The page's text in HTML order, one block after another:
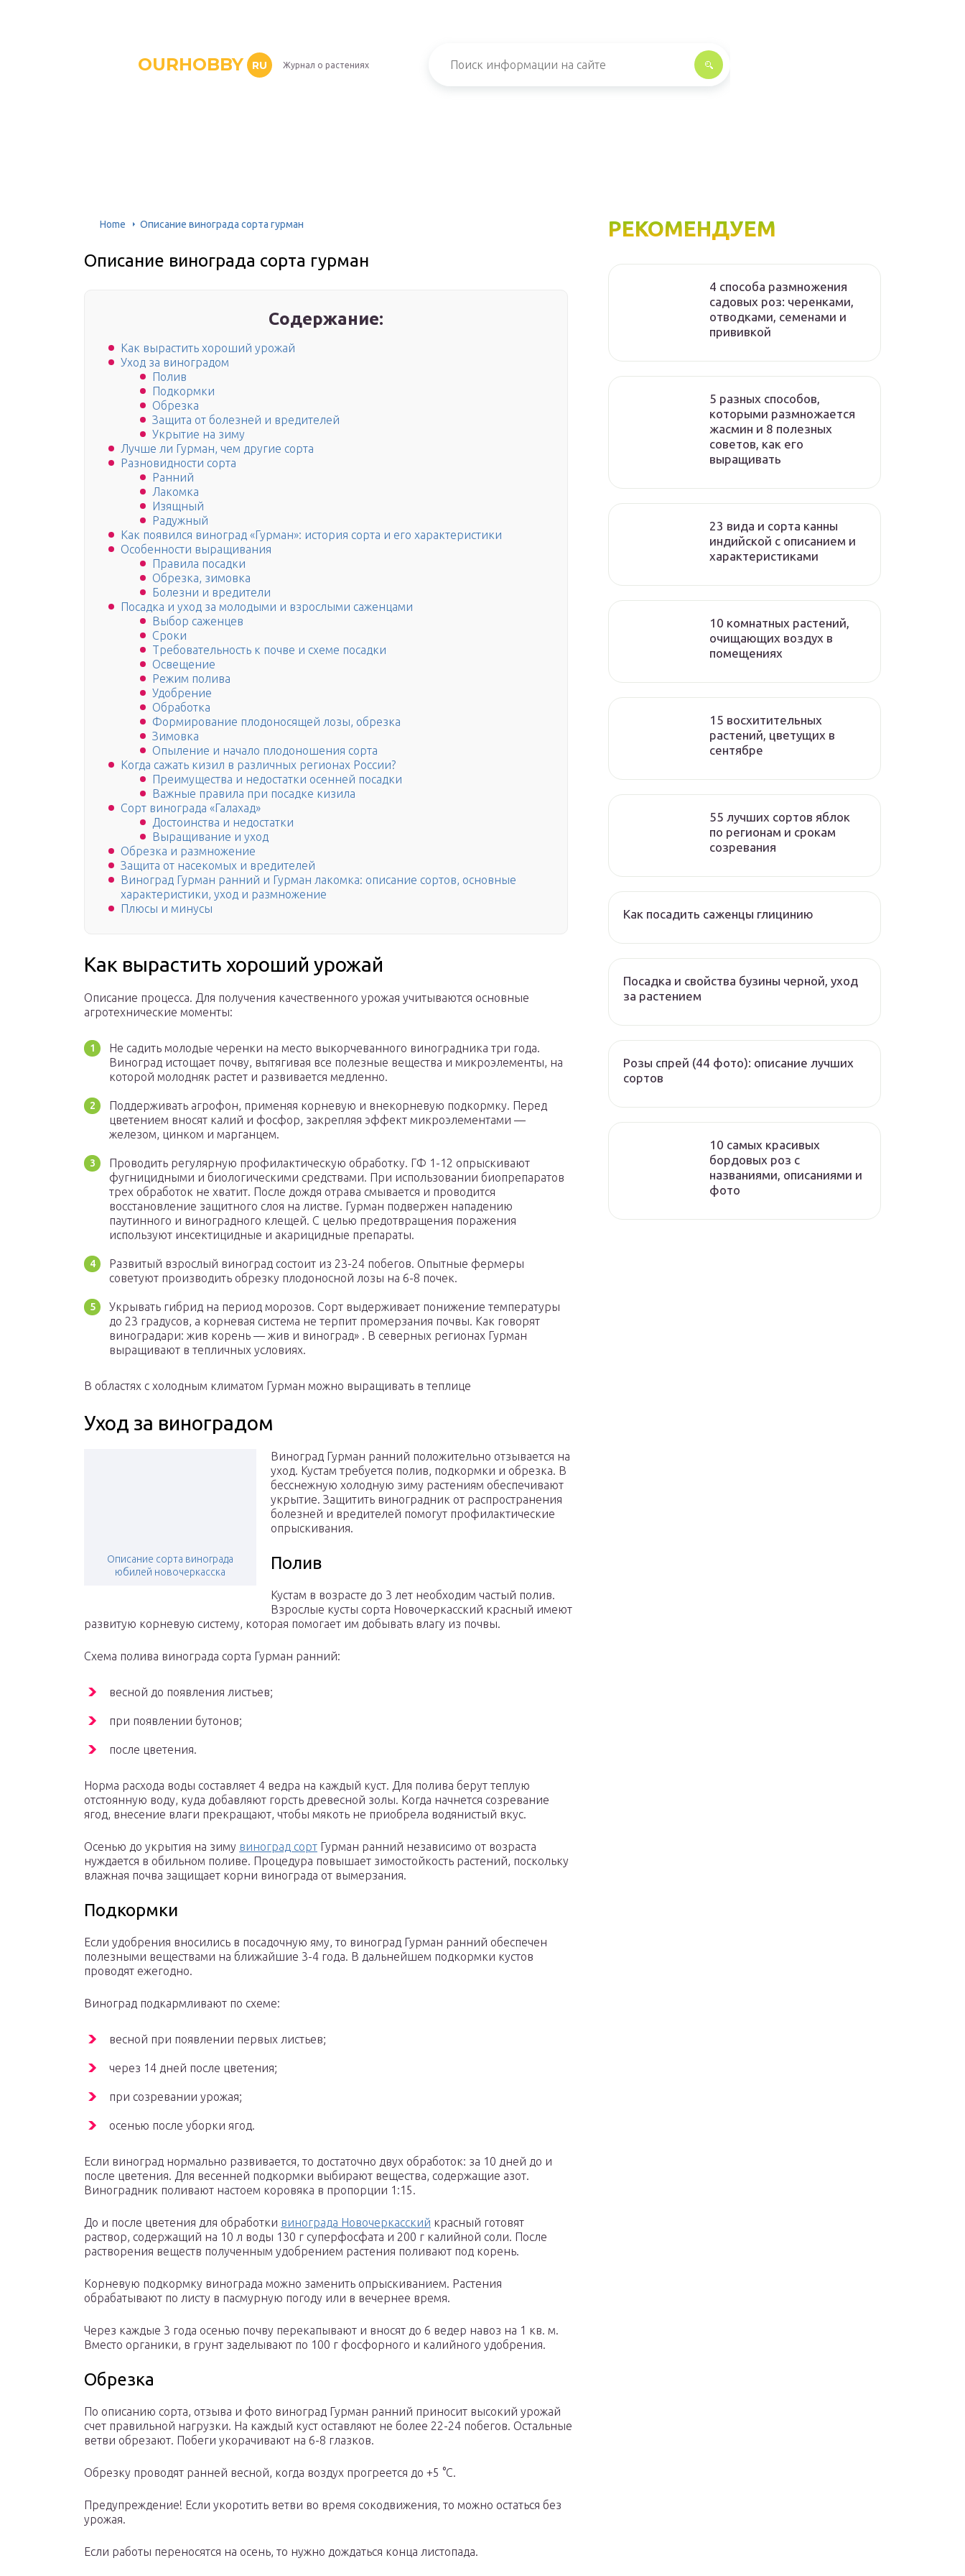
OURHOBBY RU Журнал о растениях
Home Описание винограда сорта гурман
Описание винограда сорта гурман
Содержание:
Как вырастить хороший урожай
Уход за виноградом
Полив
Подкормки
Обрезка
Защита от болезней и вредителей
Укрытие на зиму
Лучше ли Гурман, чем другие сорта
Разновидности сорта
Ранний
Лакомка
Изящный
Радужный
Как появился виноград «Гурман»: история сорта и его характеристики
Особенности выращивания
Правила посадки
Обрезка, зимовка
Болезни и вредители
Посадка и уход за молодыми и взрослыми саженцами
Выбор саженцев
Сроки
Требовательность к почве и схеме посадки
Освещение
Режим полива
Удобрение
Обработка
Формирование плодоносящей лозы, обрезка
Зимовка
Опыление и начало плодоношения сорта
Когда сажать кизил в различных регионах России?
Преимущества и недостатки осенней посадки
Важные правила при посадке кизила
Сорт винограда «Галахад»
Достоинства и недостатки
Выращивание и уход
Обрезка и размножение
Защита от насекомых и вредителей
Виноград Гурман ранний и Гурман лакомка: описание сортов, основные
характеристики, уход и размножение
Плюсы и минусы
Как вырастить хороший урожай
Описание процесса. Для получения качественного урожая учитываются основные
агротехнические моменты:
Не садить молодые черенки на место выкорчеванного виноградника три года.
Виноград истощает почву, вытягивая все полезные вещества и микроэлементы, на
которой молодняк растет и развивается медленно.
Поддерживать агрофон, применяя корневую и внекорневую подкормку. Перед
цветением вносят калий и фосфор, закрепляя эффект микроэлементами —
железом, цинком и марганцем.
Проводить регулярную профилактическую обработку. ГФ 1-12 опрыскивают
фугницидными и биологическими средствами. При использовании биопрепаратов
трех обработок не хватит. После дождя отрава смывается и проводится
восстановление защитного слоя на листве. Гурман подвержен нападению
паутинного и виноградного клещей. С целью предотвращения поражения
используют инсектицидные и акарицидные препараты.
Развитый взрослый виноград состоит из 23-24 побегов. Опытные фермеры
советуют производить обрезку плодоносной лозы на 6-8 почек.
Укрывать гибрид на период морозов. Сорт выдерживает понижение температуры
до 23 градусов, а корневая система не терпит промерзания почвы. Как говорят
виноградари: жив корень — жив и виноград» . В северных регионах Гурман
выращивают в тепличных условиях.
В областях с холодным климатом Гурман можно выращивать в теплице
Уход за виноградом
Описание сорта винограда
юбилей новочеркасска
Виноград Гурман ранний положительно отзывается на
уход. Кустам требуется полив, подкормки и обрезка. В
бесснежную холодную зиму растениям обеспечивают
укрытие. Защитить виноградник от распространения
болезней и вредителей помогут профилактические
опрыскивания.
Полив
Кустам в возрасте до 3 лет необходим частый полив.
Взрослые кусты сорта Новочеркасский красный имеют
развитую корневую систему, которая помогает им добывать влагу из почвы.
Схема полива винограда сорта Гурман ранний:
весной до появления листьев;
при появлении бутонов;
после цветения.
Норма расхода воды составляет 4 ведра на каждый куст. Для полива берут теплую
отстоянную воду, куда добавляют горсть древесной золы. Когда начнется созревание
ягод, внесение влаги прекращают, чтобы мякоть не приобрела водянистый вкус.
Осенью до укрытия на зиму виноград сорт Гурман ранний независимо от возраста
нуждается в обильном поливе. Процедура повышает зимостойкость растений, поскольку
влажная почва защищает корни винограда от вымерзания.
Подкормки
Если удобрения вносились в посадочную яму, то виноград Гурман ранний обеспечен
полезными веществами на ближайшие 3-4 года. В дальнейшем подкормки кустов
проводят ежегодно.
Виноград подкармливают по схеме:
весной при появлении первых листьев;
через 14 дней после цветения;
при созревании урожая;
осенью после уборки ягод.
Если виноград нормально развивается, то достаточно двух обработок: за 10 дней до и
после цветения. Для весенней подкормки выбирают вещества, содержащие азот.
Виноградник поливают настоем коровяка в пропорции 1:15.
До и после цветения для обработки винограда Новочеркасский красный готовят
раствор, содержащий на 10 л воды 130 г суперфосфата и 200 г калийной соли. После
растворения веществ полученным удобрением растения поливают под корень.
Корневую подкормку винограда можно заменить опрыскиванием. Растения
обрабатывают по листу в пасмурную погоду или в вечернее время.
Через каждые 3 года осенью почву перекапывают и вносят до 6 ведер навоз на 1 кв. м.
Вместо органики, в грунт заделывают по 100 г фосфорного и калийного удобрения.
Обрезка
По описанию сорта, отзыва и фото виноград Гурман ранний приносит высокий урожай
счет правильной нагрузки. На каждый куст оставляют не более 22-24 побегов. Остальные
ветви обрезают. Побеги укорачивают на 6-8 глазков.
Обрезку проводят ранней весной, когда воздух прогреется до +5 °С.
Предупреждение! Если укоротить ветви во время сокодвижения, то можно остаться без
урожая.
Если работы переносятся на осень, то нужно дождаться конца листопада.
РЕКОМЕНДУЕМ
4 способа размножения
садовых роз: черенками,
отводками, семенами и
прививкой
5 разных способов,
которыми размножается
жасмин и 8 полезных
советов, как его
выращивать
23 вида и сорта канны
индийской с описанием и
характеристиками
10 комнатных растений,
очищающих воздух в
помещениях
15 восхитительных
растений, цветущих в
сентябре
55 лучших сортов яблок
по регионам и срокам
созревания
Как посадить саженцы глицинию
Посадка и свойства бузины черной, уход
за растением
Розы спрей (44 фото): описание лучших
сортов
10 самых красивых
бордовых роз с
названиями, описаниями и
фото